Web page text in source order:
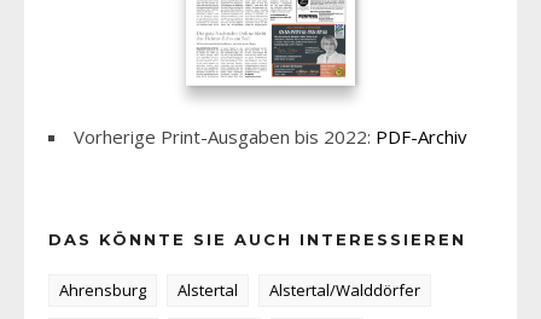
Vorherige Print-Ausgaben bis 2022: PDF-Archiv
DAS KÖNNTE SIE AUCH INTERESSIEREN
Ahrensburg Alstertal
Alstertal/Walddörfer